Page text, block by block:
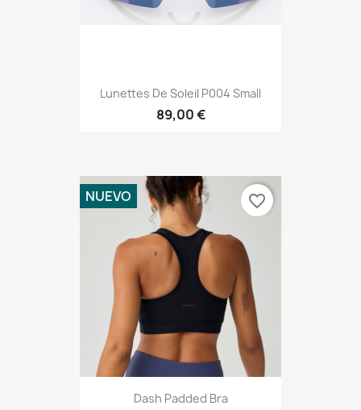
Lunettes De Soleil P004 Small
89,00 €
Dash Padded Bra
NUEVO favorite_border